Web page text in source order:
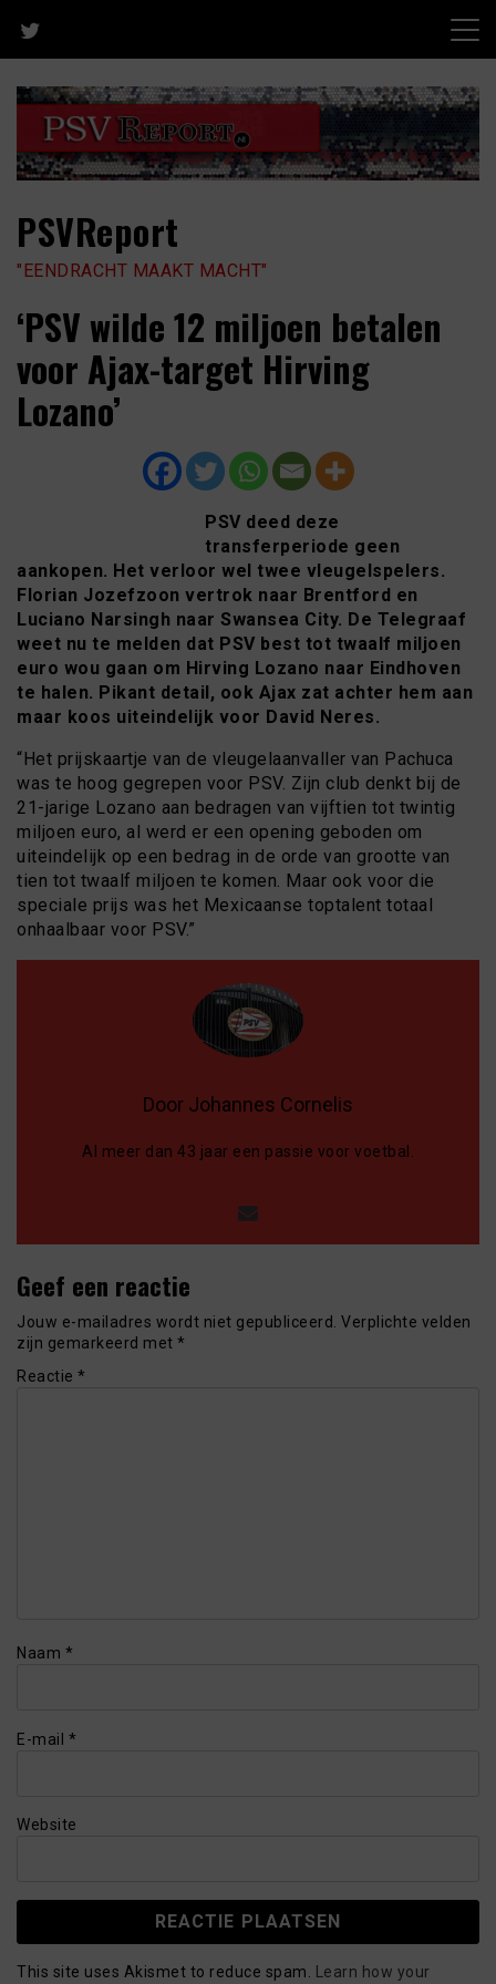
content
PSVReport
"EENDRACHT MAAKT MACHT"
‘PSV wilde 12 miljoen betalen
voor Ajax-target Hirving
Lozano’
PSV deed deze
transferperiode geen
aankopen. Het verloor wel twee vleugelspelers.
Florian Jozefzoon vertrok naar Brentford en
Luciano Narsingh naar Swansea City. De Telegraaf
weet nu te melden dat PSV best tot twaalf miljoen
euro wou gaan om Hirving Lozano naar Eindhoven
te halen. Pikant detail, ook Ajax zat achter hem aan
maar koos uiteindelijk voor David Neres.
“Het prijskaartje van de vleugelaanvaller van Pachuca
was te hoog gegrepen voor PSV. Zijn club denkt bij de
21-jarige Lozano aan bedragen van vijftien tot twintig
miljoen euro, al werd er een opening geboden om
uiteindelijk op een bedrag in de orde van grootte van
tien tot twaalf miljoen te komen. Maar ook voor die
speciale prijs was het Mexicaanse toptalent totaal
onhaalbaar voor PSV.”
Door Johannes Cornelis
Al meer dan 43 jaar een passie voor voetbal.
Geef een reactie
Jouw e-mailadres wordt niet gepubliceerd. Verplichte velden
zijn gemarkeerd met *
Reactie *
Naam *
E-mail *
Website
This site uses Akismet to reduce spam. Learn how your